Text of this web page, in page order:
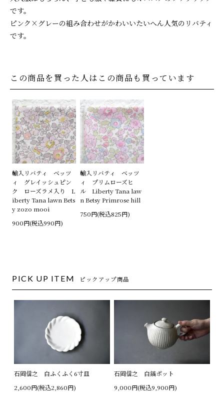
です。
ピンク×グレーの組み合わせがかわいいたいへん人気のリバティ
です。
この商品を買った人はこの商品も買っています
輸入リバティ ベッツ
ィ グレイッシュピン
ク ローズラメ入り L
iberty Tana lawn Bets
y zozo mooi
900円(税込990円)
輸入リバティ ベッツ
ィ プリムローズヒ
ル Liberty Tana law
n Betsy Primrose hill
750円(税込825円)
PICK UP ITEM ピックアップ商品
石岡信之 白ふくふく6寸皿
2,600円(税込2,860円)
石岡信之 白鎬ポット
9,000円(税込9,900円)